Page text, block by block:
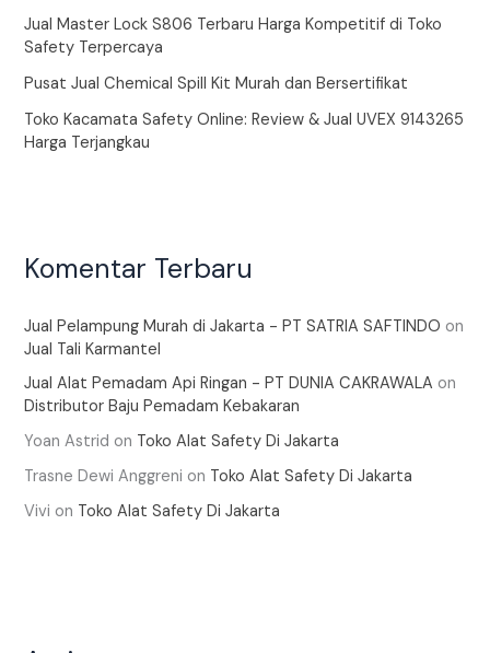
Jual Master Lock S806 Terbaru Harga Kompetitif di Toko
Safety Terpercaya
Pusat Jual Chemical Spill Kit Murah dan Bersertifikat
Toko Kacamata Safety Online: Review & Jual UVEX 9143265
Harga Terjangkau
Komentar Terbaru
Jual Pelampung Murah di Jakarta - PT SATRIA SAFTINDO on
Jual Tali Karmantel
Jual Alat Pemadam Api Ringan - PT DUNIA CAKRAWALA on
Distributor Baju Pemadam Kebakaran
Yoan Astrid on Toko Alat Safety Di Jakarta
Trasne Dewi Anggreni on Toko Alat Safety Di Jakarta
Vivi on Toko Alat Safety Di Jakarta